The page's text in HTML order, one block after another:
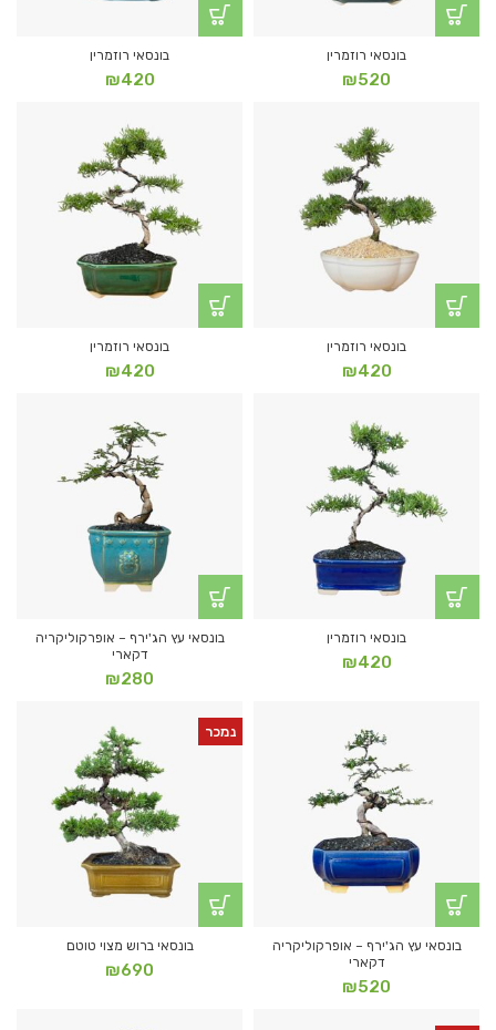
בונסאי רוזמרין
₪520
בונסאי רוזמרין
₪420
בונסאי רוזמרין
₪420
בונסאי רוזמרין
₪420
בונסאי רוזמרין
₪420
בונסאי עץ הג'ירף – אופרקוליקריה
דקארי
₪280
בונסאי עץ הג'ירף – אופרקוליקריה
דקארי
₪520
נמכר
בונסאי ברוש מצוי טוטם
₪690